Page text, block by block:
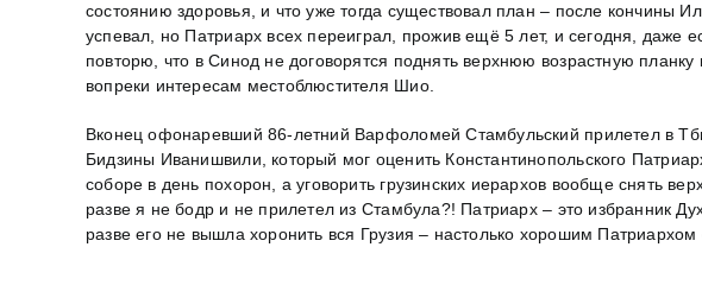
состоянию здоровья, и что уже тогда существовал план – после кончины
успевал, но Патриарх всех переиграл, прожив ещё 5 лет, и сегодня, даже
повторю, что в Синод не договорятся поднять верхнюю возрастную
вопреки интересам местоблюстителя Шио.
Вконец офонаревший 86-летний Варфоломей Стамбульский прилетел в
Бидзины Иванишвили, который мог оценить Константинопольского
соборе в день похорон, а уговорить грузинских иерархов вообще снять
разве я не бодр и не прилетел из Стамбула?! Патриарх – это избранник
разве его не вышла хоронить вся Грузия – настолько хорошим Патриархом